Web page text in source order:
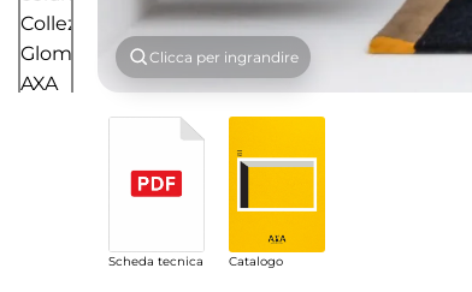
Clicca per ingrandire
Scheda tecnica Catalogo